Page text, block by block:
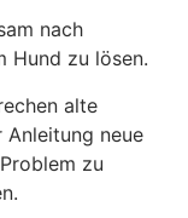
nach
Hund zu lösen.
alte
Anleitung neue
zu